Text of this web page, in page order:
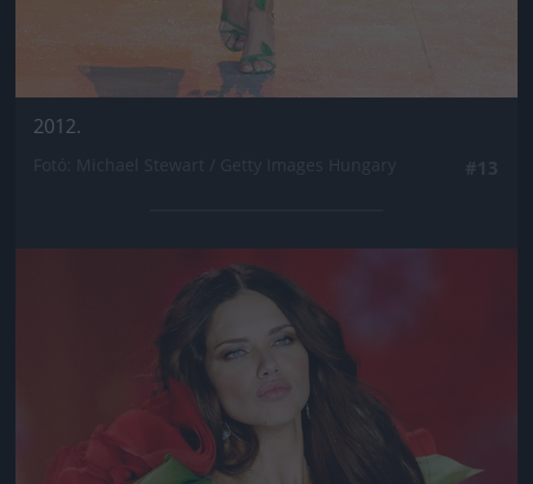
2012.
Jön még kép!